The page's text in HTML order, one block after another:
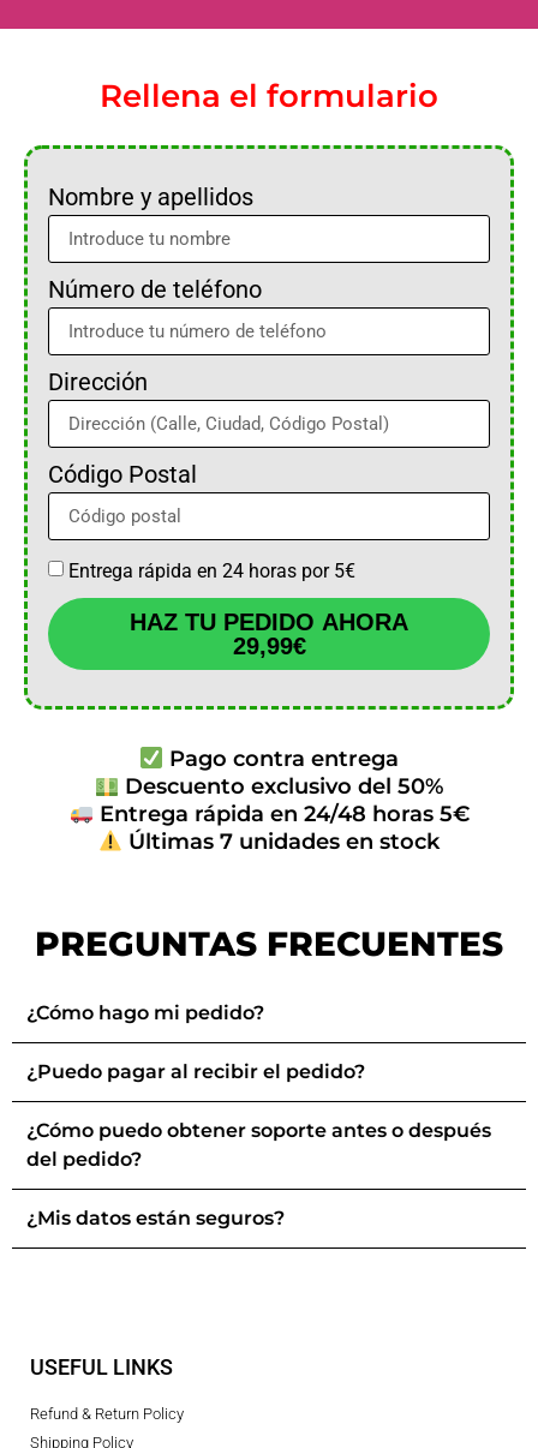
Rellena el formulario
Nombre y apellidos
Número de teléfono
Dirección
Código Postal
Entrega rápida en 24 horas por 5€
HAZ TU PEDIDO AHORA
29,99€
Pago contra entrega
Descuento exclusivo del 50%
Entrega rápida en 24/48 horas 5€
Últimas 7 unidades en stock
PREGUNTAS FRECUENTES
¿Cómo hago mi pedido?
¿Puedo pagar al recibir el pedido?
¿Cómo puedo obtener soporte antes o después
del pedido?
¿Mis datos están seguros?
USEFUL LINKS
Refund & Return Policy
Shipping Policy